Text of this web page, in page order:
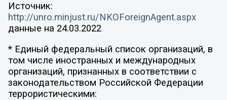
Источник:
http://unro.minjust.ru/NKOForeignAgent.aspx
данные на 24.03.2022
* Единый федеральный список организаций, в
том числе иностранных и международных
организаций, признанных в соответствии с
законодательством Российской Федерации
террористическими: